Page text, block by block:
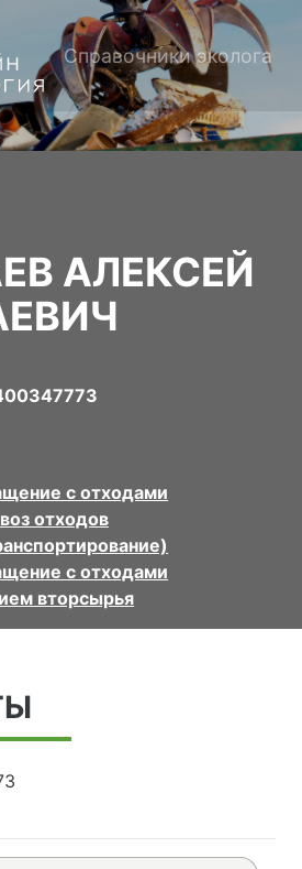
Справочники эколога
АЛЕКСЕЙ
с отходами
отходов
с отходами
вторсырья